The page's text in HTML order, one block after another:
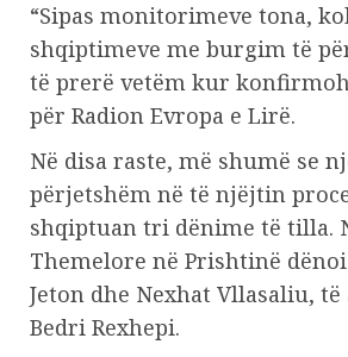
“Sipas monitorimeve tona,
shqiptimeve me burgim të
të prerë vetëm kur
për Radion Evropa e Lirë.
Në disa raste, më shumë se
përjetshëm në të njëjtin
shqiptuan tri dënime të tilla.
Themelore në Prishtinë
Jeton dhe Nexhat Vllasaliu,
Bedri Rexhepi.